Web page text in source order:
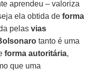
aprendeu – valoriza
ela obtida deforma
pelasvias
tanto é uma
forma autoritária,
que uma